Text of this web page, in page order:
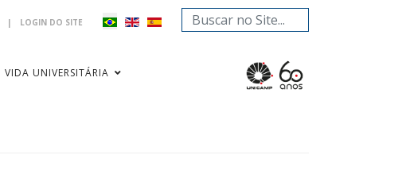
| LOGIN DO SITE Pesquisar...
VIDA UNIVERSITÁRIA